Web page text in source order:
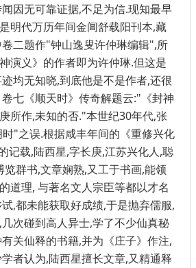
因无可靠证据,不足为信.现知最早
明代万历年间金阊舒载阳刊本,藏
二题作"钟山逸叟许仲琳编辑",所
演义》的作者即为许仲琳.但这是
均无知晓,到底他是不是作者,还很
七《顺天时》传奇解题云:"《封神
所作,未知的否."本世纪30年代,张
"之误.根据咸丰年间的《重修兴化
记载,陆西星,字长庚,江苏兴化人,聪
览群书,文章娴熟,又工于书画,能领
道理, 与著名文人宗臣等都以才名
,都未能获取好成绩,于是抛弃儒服,
次碰到高人异士,学了不少仙真秘
关仙释的书籍,并为《庄子》作注,
者认为,陆西星擅长文章,又精通释